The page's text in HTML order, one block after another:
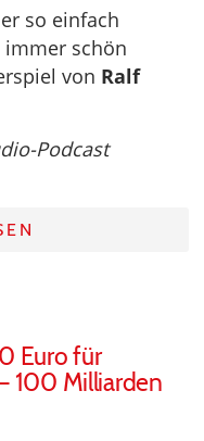
so einfach
immer schön
von Ralf
Podcast
Euro für
100 Milliarden